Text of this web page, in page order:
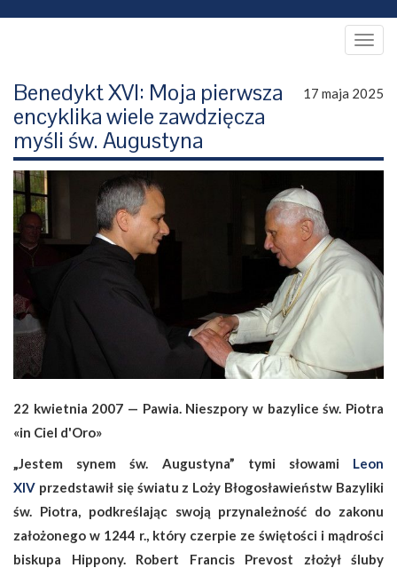
17 maja 2025
Benedykt XVI: Moja pierwsza
encyklika wiele zawdzięcza
myśli św. Augustyna
22 kwietnia 2007 — Pawia. Nieszpory w bazylice św. Piotra
«in Ciel d'Oro»
„Jestem synem św. Augustyna” tymi słowami Leon
XIV przedstawił się światu z Loży Błogosławieństw Bazyliki
św. Piotra, podkreślając swoją przynależność do zakonu
założonego w 1244 r., który czerpie ze świętości i mądrości
biskupa Hippony. Robert Francis Prevost złożył śluby